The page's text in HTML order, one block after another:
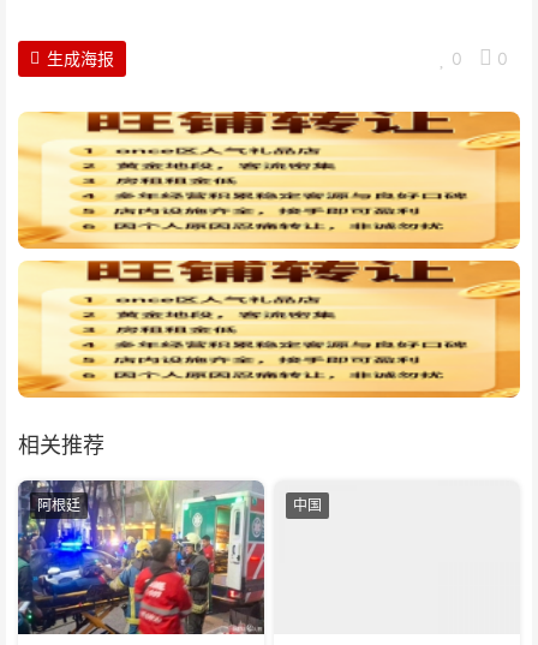
0 0
生成海报
相关推荐
阿根廷 中国